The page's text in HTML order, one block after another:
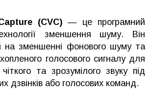
(CVC)— це програмний
зменшення шуму. Він
на зменшенні фонового шуму та
голосового сигналу для
та зрозумілого звуку під
дзвінків або голосових команд.